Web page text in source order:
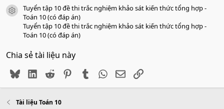
icon tài liệu
Tuyển tập 10 đề thi trắc nghiệm khảo sát kiến thức tổng hợp -
Toán 10 (có đáp án)
Tuyển tập 10 đề thi trắc nghiệm khảo sát kiến thức tổng hợp -
Toán 10 (có đáp án)
Chia sẻ tài liệu này
BlueskyLinkedIn
Reddit PinterestTumblr WhatsApp
EmailLink
Tài liệu Toán 10